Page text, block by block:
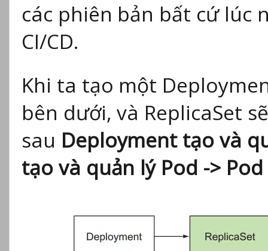
các phiên bản bất cứ lúc
CI/CD.
Khi ta tạo một
bên dưới, và ReplicaSet
sau Deployment tạo và
tạo và quản lý Pod ->